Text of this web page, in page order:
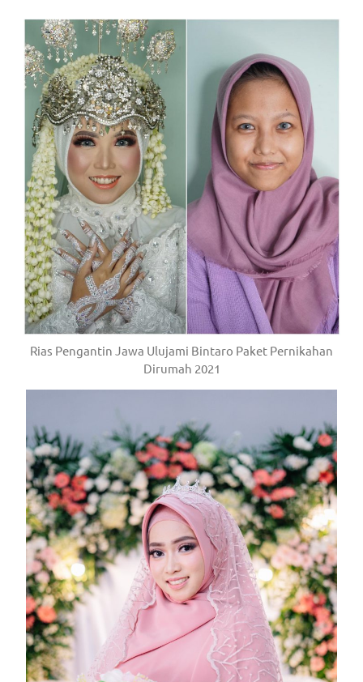
Rias Pengantin Jawa Ulujami Bintaro Paket Pernikahan
Dirumah 2021